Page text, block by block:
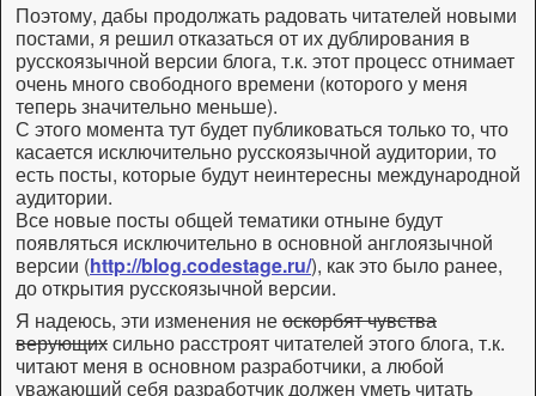
Поэтому, дабы продолжать радовать читателей новыми
постами, я решил отказаться от их дублирования в
русскоязычной версии блога, т.к. этот процесс отнимает
очень много свободного времени (которого у меня
теперь значительно меньше).
С этого момента тут будет публиковаться только то, что
касается исключительно русскоязычной аудитории, то
есть посты, которые будут неинтересны международной
аудитории.
Все новые посты общей тематики отныне будут
появляться исключительно в основной англоязычной
версии (http://blog.codestage.ru/), как это было ранее,
до открытия русскоязычной версии.
Я надеюсь, эти изменения неоскорбят чувства
верующихсильно расстроят читателей этого блога, т.к.
читают меня в основном разработчики, а любой
уважающий себя разработчик должен уметь читать